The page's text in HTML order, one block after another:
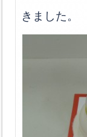
きました。